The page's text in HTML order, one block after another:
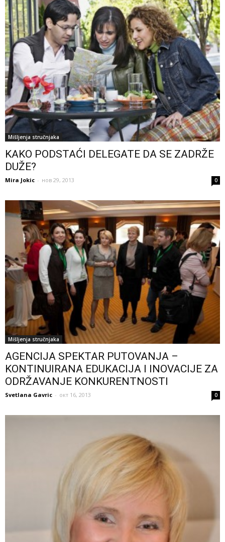
Mišljenja stručnjaka
KAKO PODSTAĆI DELEGATE DA SE ZADRŽE
DUŽE?
Mira Jokic - нов 29, 2013 0
Mišljenja stručnjaka
AGENCIJA SPEKTAR PUTOVANJA –
KONTINUIRANA EDUKACIJA I INOVACIJE ZA
ODRŽAVANJE KONKURENTNOSTI
Svetlana Gavric - окт 16, 2013 0